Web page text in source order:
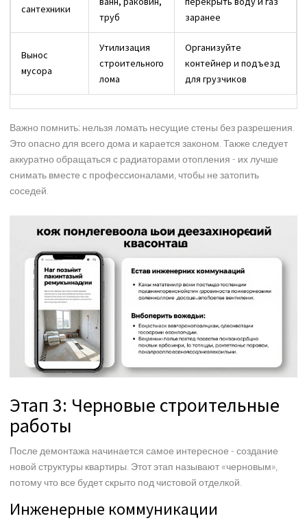
сантехники
труб
заранее
Вынос
мусора
Утилизация
строительного
лома
Организуйте
контейнер и подъезд
для грузчиков
Важно помнить: нельзя ломать несущие стены без разрешения.
Это опасно для всего дома и карается законом. Также следует
аккуратно обращаться с радиаторами отопления - их лучше
снимать вместе с профессионалами, чтобы не затопить
соседей.
Этап 3: Черновые строительные
работы
После демонтажа начинается самое интересное - создание
новой структуры квартиры. Этот этап называют «черновым»,
потому что все будет скрыто под чистовой отделкой.
Инженерные коммуникации